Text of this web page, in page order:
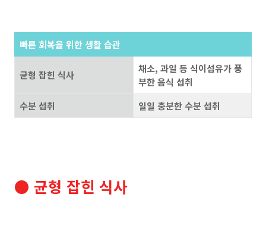
빠른 회복을 위한 생활 습관
균형 잡힌 식사
채소, 과일 등 식이섬유가 풍
부한 음식 섭취
수분 섭취
일일 충분한 수분 섭취
● 균형 잡힌 식사